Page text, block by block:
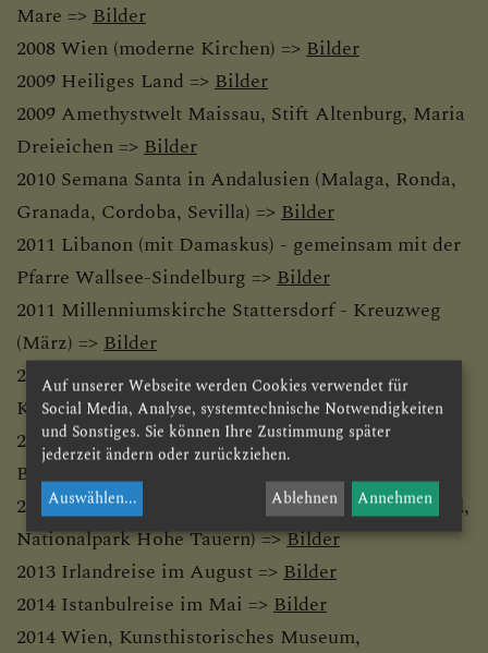
Mare => Bilder
2008 Wien (moderne Kirchen) => Bilder
2009 Heiliges Land => Bilder
2009 Amethystwelt Maissau, Stift Altenburg, Maria
Dreieichen => Bilder
2010 Semana Santa in Andalusien (Malaga, Ronda,
Granada, Cordoba, Sevilla) => Bilder
2011 Libanon (mit Damaskus) - gemeinsam mit der
Pfarre Wallsee-Sindelburg => Bilder
2011 Millenniumskirche Stattersdorf - Kreuzweg
(März) => Bilder
2011 Zentralfriedhof Wien, Lange Nacht der
Kirchen (Mai) =>Bilder
2011 Sonderausstellung im Stift Göttweig -
Bildschöne Wachau (September) =>
Bilder
2012 Pfarrausflug in den Pinzgau (Maria Kirchental,
Nationalpark Hohe Tauern) =>Bilder
2013 Irlandreise im August => Bilder
2014 Istanbulreise im Mai => Bilder
2014 Wien, Kunsthistorisches Museum,
Auf unserer Webseite werden Cookies verwendet für
Social Media, Analyse, systemtechnische Notwendigkeiten
und Sonstiges. Sie können Ihre Zustimmung später
jederzeit ändern oder zurückziehen.
Auswählen... Ablehnen Annehmen